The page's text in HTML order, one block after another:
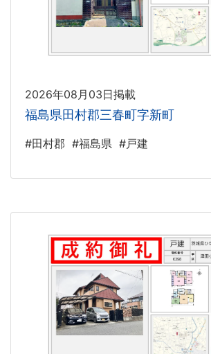
2026年08月03日掲載
福島県田村郡三春町字新町
#田村郡 #福島県 #戸建